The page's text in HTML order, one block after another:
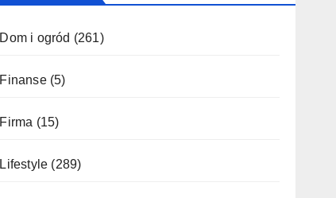
Dom i ogród (261)
Finanse(5)
Firma (15)
Lifestyle (289)